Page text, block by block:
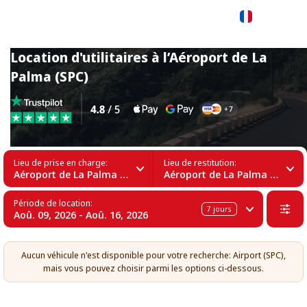
Location d'utilitaires à l’Aéroport de La
Palma (SPC)
Lieu de prise en charge:
Aéroport de La Palma (SPC)
Lieu de restitution:
Aéroport de La Palma (SPC)
Période de location:
Aoû. 09, 2026 - Aoû. 16, 2026 7 jours
Aucun véhicule n'est disponible pour votre recherche: Airport (SPC),
mais vous pouvez choisir parmi les options ci-dessous.